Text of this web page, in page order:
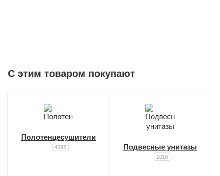
C этим товаром покупают
Полотенцесушители
4292 Подвесные унитазы
1016